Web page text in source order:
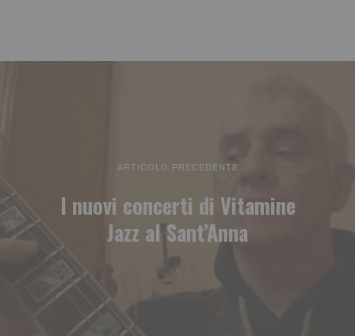
ARTICOLO PRECEDENTE
I nuovi concerti di Vitamine
Jazz al Sant’Anna